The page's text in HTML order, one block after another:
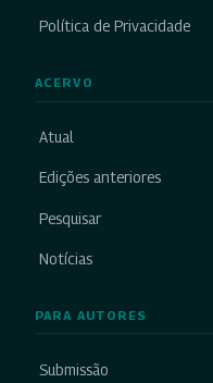
Política de Privacidade
ACERVO
Atual
Edições anteriores
Pesquisar
Notícias
PARA AUTORES
Submissão